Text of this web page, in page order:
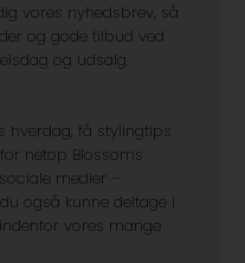
vores nyhedsbrev, så
og gode tilbud ved
og udsalg.
hverdag, få stylingtips
netop Blossoms
medier –
også kunne deltage i
vores mange